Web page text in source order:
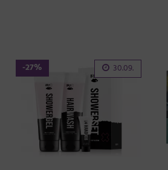
-27% 30.09.